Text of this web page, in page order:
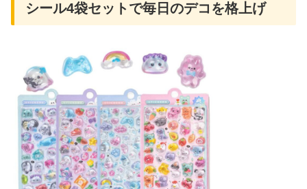
シール4袋セットで毎日のデコを格上げ